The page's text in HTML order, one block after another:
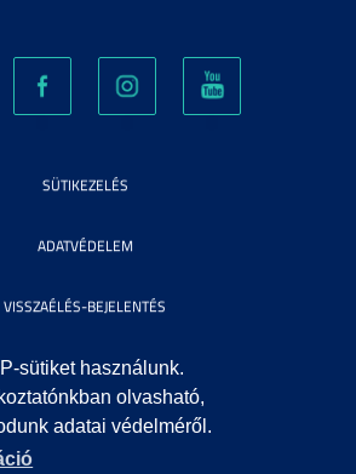
sütiket használunk.
olvasható,
adatai védelméről.
SÜTIKEZELÉS
ADATVÉDELEM
VISSZAÉLÉS-BEJELENTÉS
KÖZÉRDEKŰ ADATOK
IMPRESSZUM